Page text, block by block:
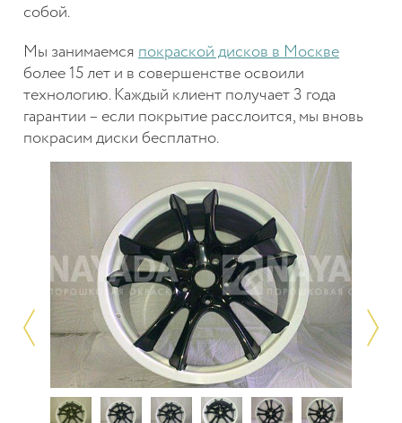
собой.
Мы занимаемся покраской дисков в Москве
более 15 лет и в совершенстве освоили
технологию. Каждый клиент получает 3 года
гарантии – если покрытие расслоится, мы вновь
покрасим диски бесплатно.